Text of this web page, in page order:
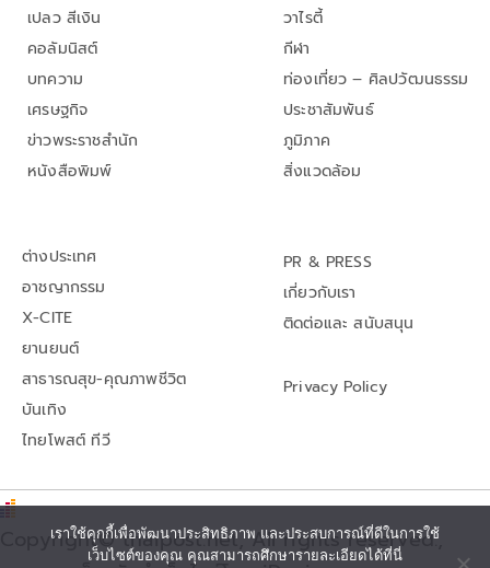
เปลว สีเงิน
คอลัมนิสต์
บทความ
เศรษฐกิจ
ข่าวพระราชสำนัก
หนังสือพิมพ์
วาไรตี้
กีฬา
ท่องเที่ยว – ศิลปวัฒนธรรม
ประชาสัมพันธ์
ภูมิภาค
สิ่งแวดล้อม
ต่างประเทศ
อาชญากรรม
X-CITE
ยานยนต์
สาธารณสุข-คุณภาพชีวิต
บันเทิง
ไทยโพสต์ ทีวี
PR & PRESS
เกี่ยวกับเรา
ติดต่อและ สนับสนุน
Privacy Policy
Copyright© thaipost.net, All rights reserved.,
เราใช้คุกกี้เพื่อพัฒนาประสิทธิภาพ และประสบการณ์ที่ดีในการใช้
เว็บไซต์ของคุณ คุณสามารถศึกษารายละเอียดได้ที่นี่